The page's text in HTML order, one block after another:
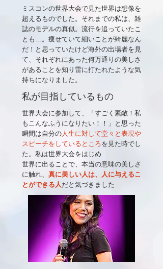
ミスコンの世界大会で見た世界は想像を
超えるものでした。それまでの私は、雑
誌のモデルの真似。流行を追っていたこ
とも…。痩せていて細いことが綺麗なん
だ！と思っていたけど海外の出場者を見
て、それぞれにあった何万通りの美しさ
があることを知り雷に打たれたような気
持ちになりました。
私が目指しているもの
世界大会に参加して、「すごく素敵！私
もこんなふうになりたい！！」と思った
瞬間は自分の人生に対して堂々と表現や
スピーチをしているところを見た時でし
た。私は世界大会をはじめ
世界に出ることで、本当の意味の美しさ
に触れ、 真に美しい人は、人に与えるこ
とができる人だと気づきました